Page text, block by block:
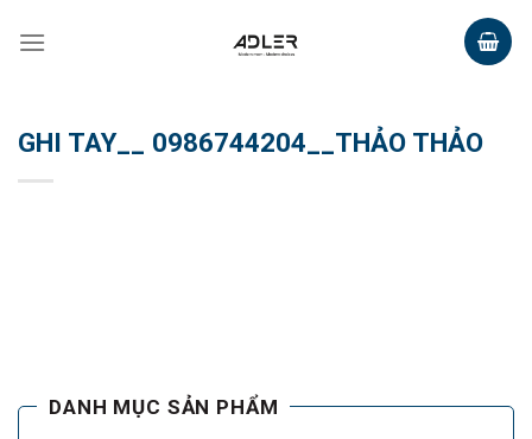
GHI TAY__ 0986744204__THẢO THẢO
DANH MỤC SẢN PHẨM